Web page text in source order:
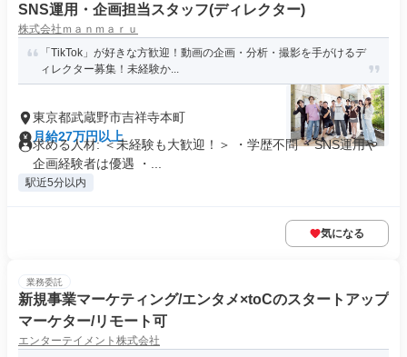
SNS運用・企画担当スタッフ(ディレクター)
株式会社ｍａｎｍａｒｕ
「TikTok」が好きな方歓迎！動画の企画・分析・撮影を手がけるデ
ィレクター募集！未経験か...
東京都武蔵野市吉祥寺本町
月給27万円以上
求める人材: ＜未経験も大歓迎！＞ ・学歴不問 ・SNS運用や
企画経験者は優遇 ・...
駅近5分以内
気になる
業務委託
新規事業マーケティング/エンタメ×toCのスタートアップ
マーケター/リモート可
エンターテイメント株式会社